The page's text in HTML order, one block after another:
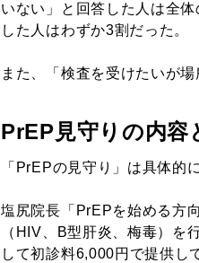
いない」と回答した人は全
した人はわずか3割だった。
また、「検査を受けたいが
PrEP見守りの内容
「PrEPの見守り」は具体的
塩尻院長「PrEPを始める方
（HIV、B型肝炎、梅毒）を
して初診料6,000円で提供し